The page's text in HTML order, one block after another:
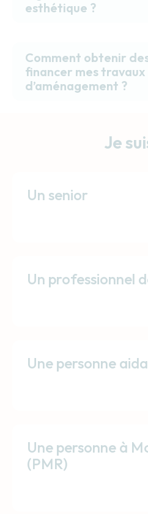
esthétique ?
Comment obtenir
financer mes travaux
d’aménagement ?
Je
Un senior
Un professionnel
Une personne
Une personne à
(PMR)